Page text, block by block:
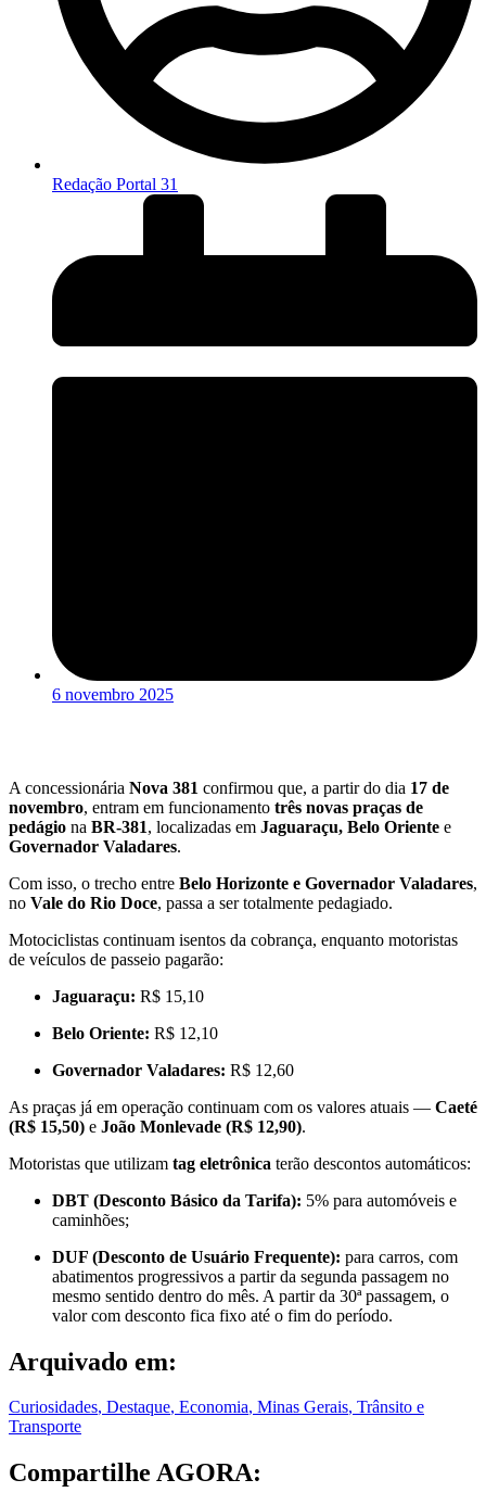
Redação Portal 31
6 novembro 2025
A concessionária Nova 381 confirmou que, a partir do dia 17 de
novembro, entram em funcionamento três novas praças de
pedágio na BR-381, localizadas em Jaguaraçu, Belo Oriente e
Governador Valadares.
Com isso, o trecho entre Belo Horizonte e Governador Valadares,
no Vale do Rio Doce, passa a ser totalmente pedagiado.
Motociclistas continuam isentos da cobrança, enquanto motoristas
de veículos de passeio pagarão:
Jaguaraçu: R$ 15,10
Belo Oriente: R$ 12,10
Governador Valadares: R$ 12,60
As praças já em operação continuam com os valores atuais — Caeté
(R$ 15,50) e João Monlevade (R$ 12,90).
Motoristas que utilizam tag eletrônica terão descontos automáticos:
DBT (Desconto Básico da Tarifa): 5% para automóveis e
caminhões;
DUF (Desconto de Usuário Frequente): para carros, com
abatimentos progressivos a partir da segunda passagem no
mesmo sentido dentro do mês. A partir da 30ª passagem, o
valor com desconto fica fixo até o fim do período.
Arquivado em:
Curiosidades, Destaque, Economia, Minas Gerais, Trânsito e
Transporte
Compartilhe AGORA: